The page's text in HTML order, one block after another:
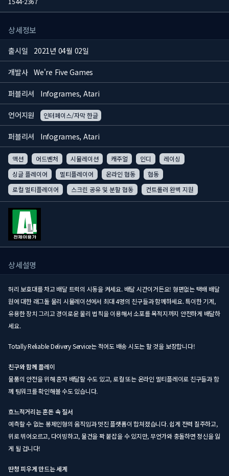
상세정보
출시일 2021년 04월 02일
개발사 We're Five Games
퍼블리셔 Infogrames, Atari
언어지원 인터페이스/자막 한글
퍼블리셔 Infogrames, Atari
액션 어드벤처 시뮬레이션 캐주얼 인디
레이싱
싱글 플레이어
멀티플레이어 온라인 협동
협동
로컬 멀티플레이어
스크린 공유 및 분할 협동 컨트롤러 완벽 지원
상세설명
허리 보호대를 차고 배달 트럭의 시동을 켜세요. 배달 시간이거든요! 형편없는 택배 배달
원에 대한 래그돌 물리 시뮬레이션에서 최대 4명의 친구들과 함께하세요. 특이한 기계,
유용한 장치 그리고 경이로운 물리 법칙을 이용해서 소포를 목적지까지 안전하게 배달하
세요.
Totally Reliable Delivery Service는 적어도 배송 시도는 할 것을 보장합니다!
친구와 함께 플레이
물품의 안전을 위해 혼자 배달할 수도 있고, 로컬 또는 온라인 멀티플레이로 친구들과 함
께 팀워크를 확인해볼 수도 있습니다.
흐느적거리는 혼돈 속 질서
예측할 수 없는 봉제인형의 움직임과 멋진 플랫폼이 합쳐졌습니다. 쉽게 전력 질주하고,
위로 뛰어오르고, 다이빙하고, 물건을 꽉 붙잡을 수 있지만, 무언가와 충돌하면 정신을 잃
게 될 겁니다!
딴청 피우게 만드는 세계